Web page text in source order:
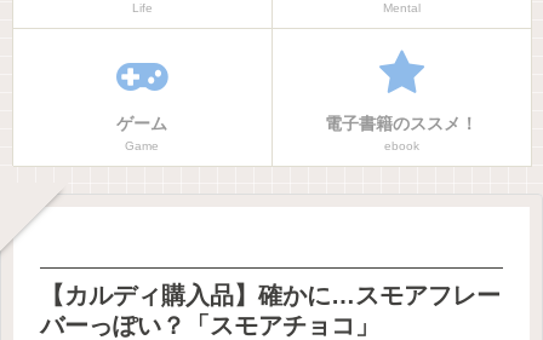
Life Mental
ゲーム
Game
電子書籍のススメ！
ebook
【カルディ購入品】確かに…スモアフレー
バーっぽい？「スモアチョコ」